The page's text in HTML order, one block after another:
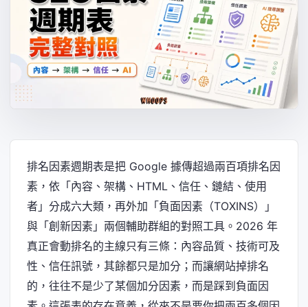
排名因素週期表是把 Google 據傳超過兩百項排名因
素，依「內容、架構、HTML、信任、鏈結、使用
者」分成六大類，再外加「負面因素（TOXINS）」
與「創新因素」兩個輔助群組的對照工具。2026 年
真正會動排名的主線只有三條：內容品質、技術可及
性、信任訊號，其餘都只是加分；而讓網站掉排名
的，往往不是少了某個加分因素，而是踩到負面因